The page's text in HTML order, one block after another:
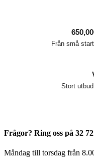
Från små
Stort
Frågor? Ring oss på 32
Måndag till torsdag från